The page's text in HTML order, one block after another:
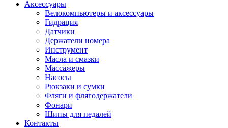
Аксессуары
Велокомпьютеры и аксессуары
Гидрация
Датчики
Держатели номера
Инструмент
Масла и смазки
Массажеры
Насосы
Рюкзаки и сумки
Фляги и флягодержатели
Фонари
Шипы для педалей
Контакты